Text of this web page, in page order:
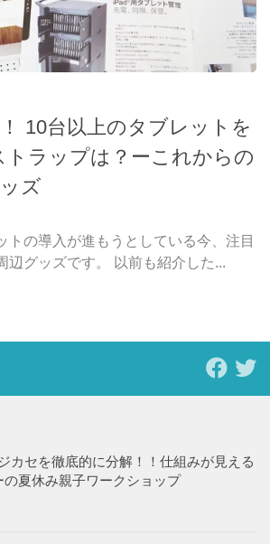
10台以上のタブレットを
トラップは？ーこれからの
ズ
トの導入が進もうとしている今、注目
辺グッズです。 以前も紹介した...
カセを徹底的に分解！！仕組みが見える
の夏休み親子ワークショップ